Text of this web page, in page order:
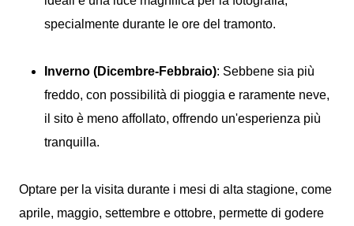
specialmente durante le ore del tramonto.
Inverno (Dicembre-Febbraio): Sebbene sia più
freddo, con possibilità di pioggia e raramente neve,
il sito è meno affollato, offrendo un'esperienza più
tranquilla.
Optare per la visita durante i mesi di alta stagione, come
aprile, maggio, settembre e ottobre, permette di godere